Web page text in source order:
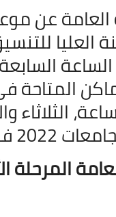
العامة عن
العليا
على أقصى تقدير يومين 48
في مصر.
المرحلة